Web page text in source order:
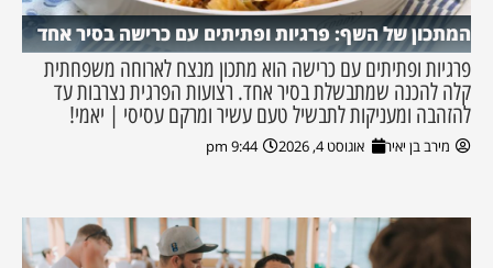
המתכון של השף: פרגיות ופתיתים עם כרישה בסיר אחד
פרגיות ופתיתים עם כרישה הוא מתכון מנצח לארוחה משפחתית
קלה להכנה שמתבשלת בסיר אחד. רצועות הפרגית נצרבות עד
להזהבה ומעניקות לתבשיל טעם עשיר ומרקם עסיסי | יאמי!
מירב בן יאיר אוגוסט 4, 2026 9:44 pm